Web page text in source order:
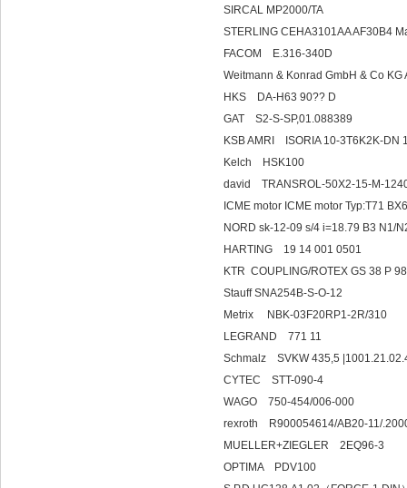
SIRCAL MP2000/TA
STERLING CEHA3101AA AF30B4
FACOM
Weitmann & Konrad GmbH & Co
HKS DA-H63
GAT S2-S-
KSB AMRI ISORIA
Kelch
david TRANSROL-50X2-
ICME motor ICME motor Typ:T71
NORD sk-12-09 s/4 i=18.79 B3 N1/
HARTING 19
KTR COUPLING/ROTEX GS 38 P
Stauff SNA254B-S-O-12
Metrix NBK-03F20RP1-2R/310
LEGRAND 771 11
Schmalz SVKW
CYTEC
WAGO 750-454/006-000
rexroth
OPTIMA PDV100